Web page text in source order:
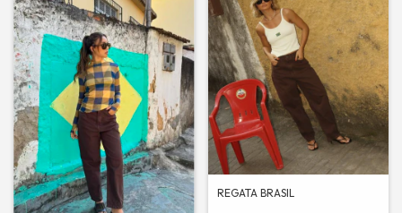
REGATA BRASIL